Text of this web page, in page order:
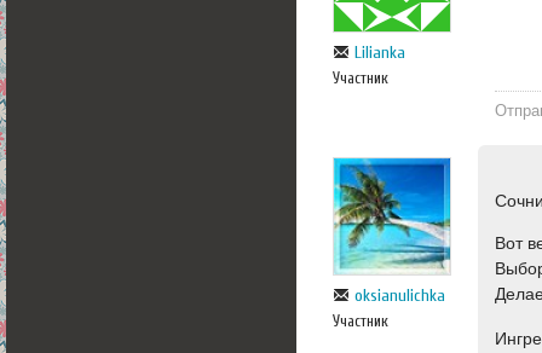
Lilianka
Участник
oksianulichka
Участник
Вот